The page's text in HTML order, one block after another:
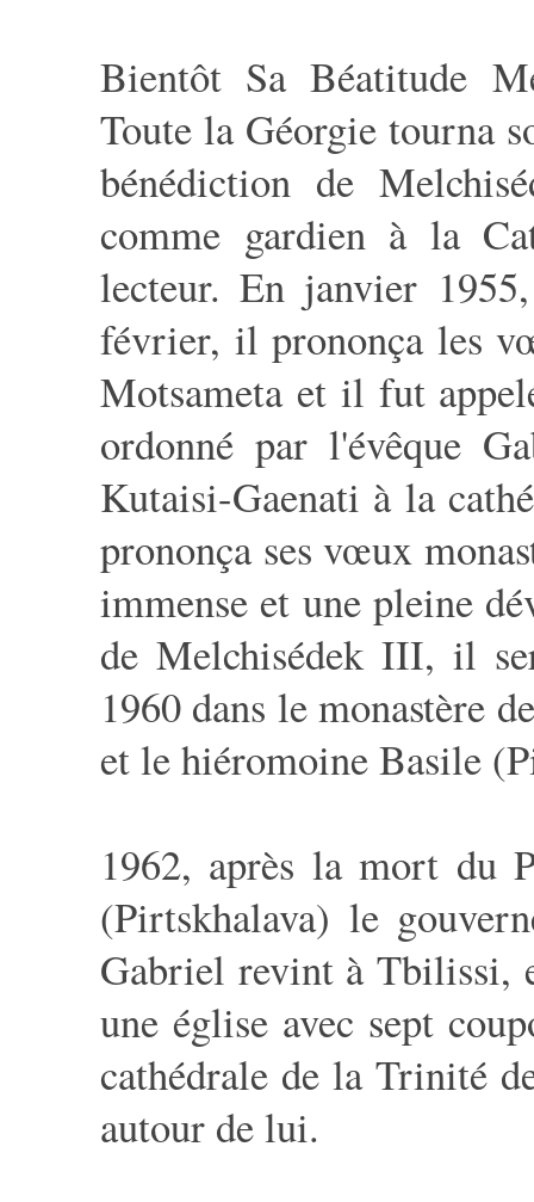
Bientôt Sa Béatitude
Toute la Géorgie tourna
bénédiction de
comme gardien à la
lecteur. En janvier
février, il prononça les
Motsameta et il fut
ordonné par l'évêque
Kutaisi-Gaenati à la
prononça ses vœux
immense et une pleine
de Melchisédek III, il
1960 dans le monastère
et le hiéromoine Basile
1962, après la mort du
(Pirtskhalava) le
Gabriel revint à Tbilissi,
une église avec sept
cathédrale de la Trinité
autour de lui.